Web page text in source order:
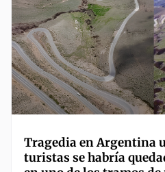
Tragedia en Argentina
turistas se habría